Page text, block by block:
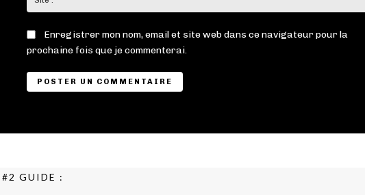
Enregistrer mon nom, email et site web dans ce navigateur pour la
prochaine fois que je commenterai.
GUIDE :